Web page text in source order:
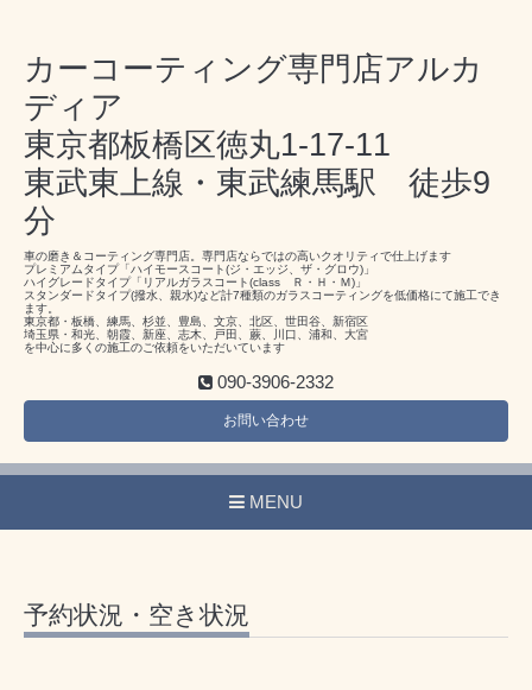
カーコーティング専門店アルカ
ディア
東京都板橋区徳丸1-17-11
東武東上線・東武練馬駅 徒歩9
分
車の磨き＆コーティング専門店。専門店ならではの高いクオリティで仕上げます
プレミアムタイプ「ハイモースコート(ジ・エッジ、ザ・グロウ)」
ハイグレードタイプ「リアルガラスコート(class Ｒ・Ｈ・Ｍ)」
スタンダードタイプ(撥水、親水)など計7種類のガラスコーティングを低価格にて施工でき
ます。
東京都・板橋、練馬、杉並、豊島、文京、北区、世田谷、新宿区
埼玉県・和光、朝霞、新座、志木、戸田、蕨、川口、浦和、大宮
を中心に多くの施工のご依頼をいただいています
090-3906-2332
お問い合わせ
MENU
予約状況・空き状況